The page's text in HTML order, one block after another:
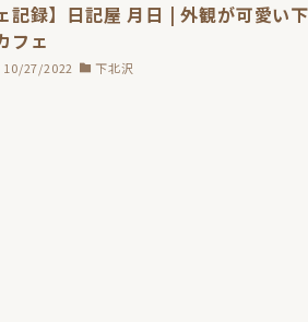
記録】日記屋 月日 | 外観が可愛い
フェ
10/27/2022 下北沢